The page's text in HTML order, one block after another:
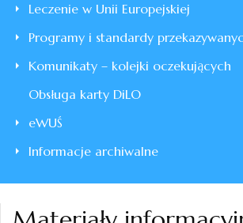
Leczenie w Unii Europejskiej
Programy i standardy
Komunikaty – kolejki oczekujących
Obsługa karty DiLO
eWUŚ
Informacje archiwalne